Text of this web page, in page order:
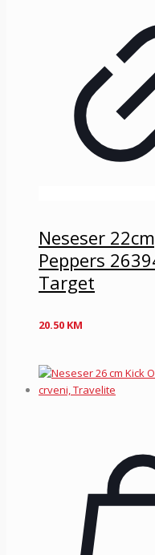
Neseser
Peppers
Target
20.50 KM